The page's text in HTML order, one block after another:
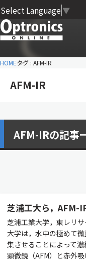
Select Language ▼
HOMEタグ : AFM-IR
AFM-IR
AFM-IRの記事
芝浦工大ら，AFM-
芝浦工業大学，東レリ
大学は，水中の極めて
集させることによって
顕微鏡（AFM）と赤外